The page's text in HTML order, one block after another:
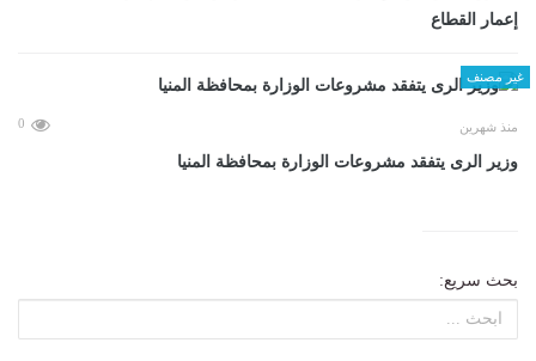
إعمار القطاع
غير مصنف
منذ شهرين 0
وزير الرى يتفقد مشروعات الوزارة بمحافظة المنيا
بحث سريع: